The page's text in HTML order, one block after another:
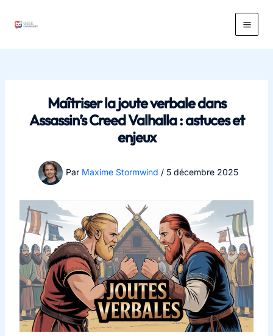
Main
Maîtriser la joute verbale dans
Assassin’s Creed Valhalla : astuces et
enjeux
Par Maxime Stormwind / 5 décembre 2025